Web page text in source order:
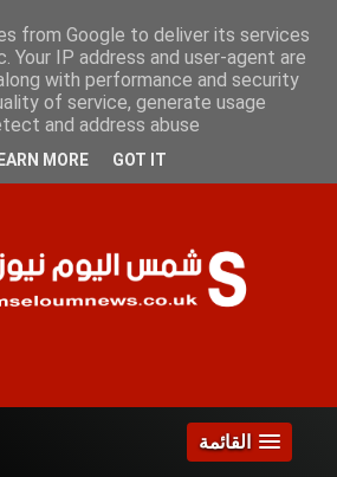
الجمعة 7 أغسطس 2026
الصفحات
القائمة
from Google to deliver its services
Your IP address and user-agent are
with performance and security
of service, generate usage
and address abuse.
MORE GOT IT